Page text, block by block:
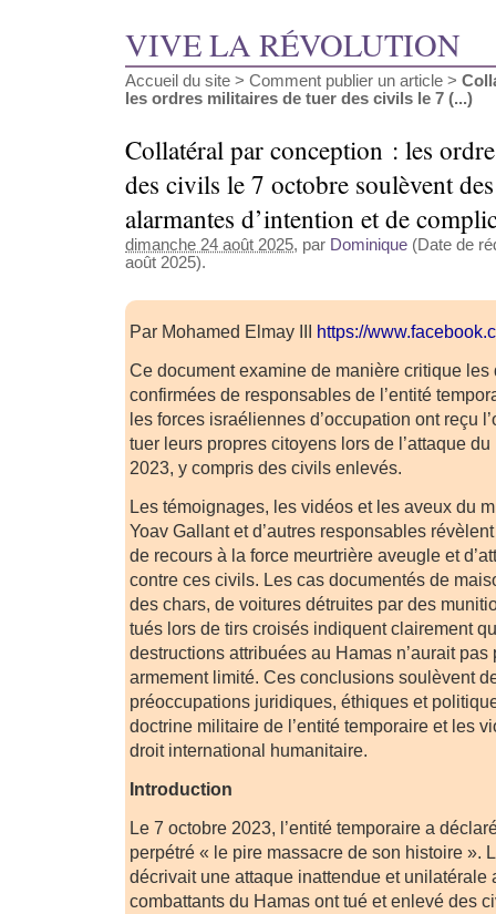
VIVE LA RÉVOLUTION
Accueil du site > Comment publier un article >
les ordres militaires de tuer des civils le 7 (...)
Collatéral par conception : les
des civils le 7 octobre soulèvent
alarmantes d’intention et de
dimanche 24 août 2025, par Dominique (Date de
août 2025).
Par Mohamed Elmay III https://
Ce document examine de manière critique les
confirmées de responsables de l’entité
les forces israéliennes d’occupation ont reçu
tuer leurs propres citoyens lors de l’attaque
2023, y compris des civils enlevés.
Les témoignages, les vidéos et les aveux du
Yoav Gallant et d’autres responsables
de recours à la force meurtrière aveugle et
contre ces civils. Les cas documentés de
des chars, de voitures détruites par des
tués lors de tirs croisés indiquent clairement
destructions attribuées au Hamas n’aurait
armement limité. Ces conclusions soulèvent
préoccupations juridiques, éthiques et
doctrine militaire de l’entité temporaire et les
droit international humanitaire.
Introduction
Le 7 octobre 2023, l’entité temporaire a
perpétré « le pire massacre de son histoire ».
décrivait une attaque inattendue et unilatérale
combattants du Hamas ont tué et enlevé des